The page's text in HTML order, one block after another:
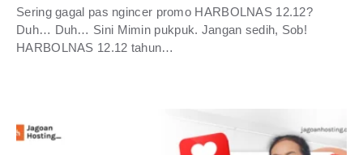
Sering gagal pas ngincer promo HARBOLNAS 12.12?
Duh… Duh… Sini Mimin pukpuk. Jangan sedih, Sob!
HARBOLNAS 12.12 tahun…